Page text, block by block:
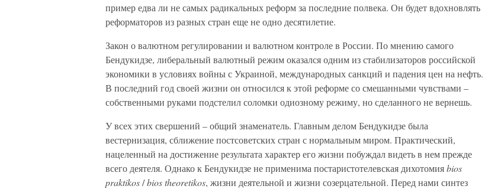
пример едва ли не самых радикальных реформ за последние полвека. Он будет вдохновлять
реформаторов из разных стран еще не одно десятилетие.
Закон о валютном регулировании и валютном контроле в России. По мнению самого
Бендукидзе, либеральный валютный режим оказался одним из стабилизаторов российской
экономики в условиях войны с Украиной, международных санкций и падения цен на нефть.
В последний год своей жизни он относился к этой реформе со смешанными чувствами –
собственными руками подстелил соломки одиозному режиму, но сделанного не вернешь.
У всех этих свершений – общий знаменатель. Главным делом Бендукидзе была
вестернизация, сближение постсоветских стран с нормальным миром. Практический,
нацеленный на достижение результата характер его жизни побуждал видеть в нем прежде
всего деятеля. Однако к Бендукидзе не применима постаристотелевская дихотомияbios
praktikos/bios theoretikos, жизни деятельной и жизни созерцательной. Перед нами синтез